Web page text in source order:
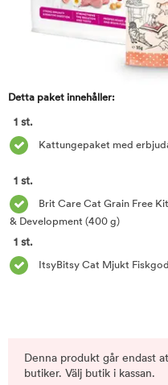
Detta paket innehåller:
1 st.
Kattungepaket med
1 st.
Brit Care Cat Grain Free
& Development (400 g)
1 st.
ItsyBitsy Cat Mjukt
Denna produkt går endast
butiker. Välj butik i kassan.